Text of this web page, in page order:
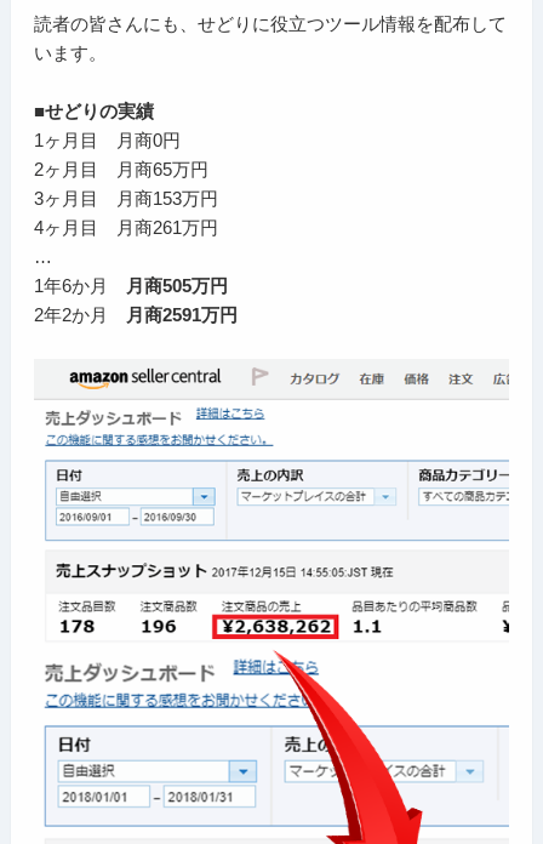
読者の皆さんにも、せどりに役立つツール情報を配布して
います。
■せどりの実績
1ヶ月目 月商0円
2ヶ月目 月商65万円
3ヶ月目 月商153万円
4ヶ月目 月商261万円
…
1年6か月
月商505万円
2年2か月
月商2591万円